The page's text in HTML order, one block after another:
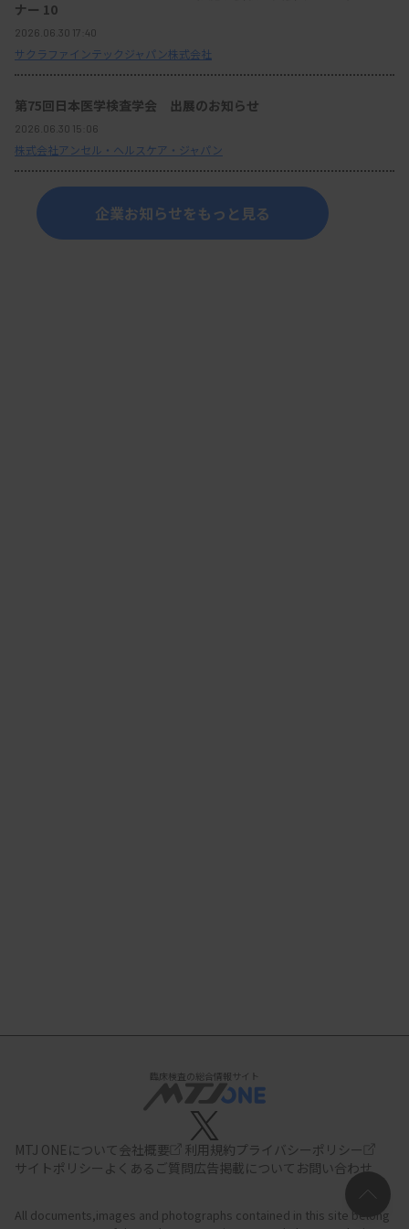
ナー 10
2026.06.30 17:40
サクラファインテックジャパン株式会社
第75回日本医学検査学会 出展のお知らせ
2026.06.30 15:06
株式会社アンセル・ヘルスケア・ジャパン
企業お知らせをもっと見る
臨床検査の総合情報サイト
MTJ ONEについて会社概要 利用規約プライバシーポリシー
サイトポリシー よくあるご質問広告掲載について お問い合わせ
All documents,images and photographs contained in this site belong